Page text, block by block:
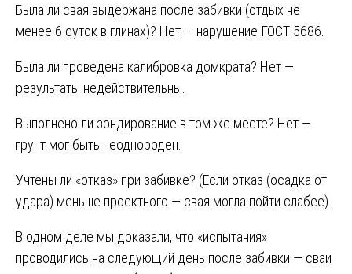
Была ли свая выдержана после забивки (отдых не
менее 6 суток в глинах)? Нет — нарушение ГОСТ 5686.
Была ли проведена калибровка домкрата? Нет —
результаты недействительны.
Выполнено ли зондирование в том же месте? Нет —
грунт мог быть неоднороден.
Учтены ли «отказ» при забивке? (Если отказ (осадка от
удара) меньше проектного — свая могла пойти слабее).
В одном деле мы доказали, что «испытания»
проводились на следующий день после забивки — сваи